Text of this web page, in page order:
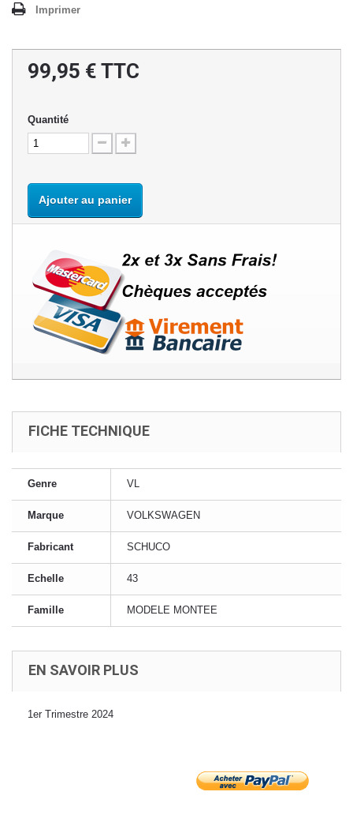
Imprimer
99,95 € TTC
Quantité
Ajouter au panier
FICHE TECHNIQUE
Genre VL
Marque VOLKSWAGEN
Fabricant SCHUCO
Echelle 43
Famille MODELE MONTEE
EN SAVOIR PLUS
1er Trimestre 2024